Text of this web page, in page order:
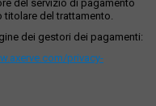
del servizio di pagamento
titolare del trattamento.
dei gestori dei pagamenti:
privacy-